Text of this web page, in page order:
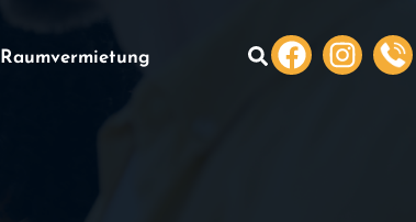
Raumvermietung